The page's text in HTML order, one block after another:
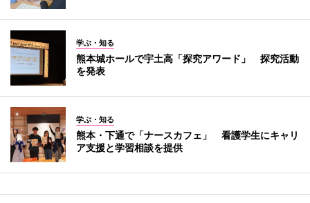
学ぶ・知る
熊本城ホールで宇土高「探究アワード」 探究活動
を発表
学ぶ・知る
熊本・下通で「ナースカフェ」 看護学生にキャリ
ア支援と学習相談を提供